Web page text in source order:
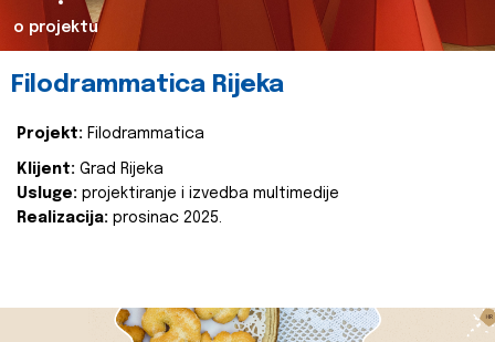
o projektu
Filodrammatica Rijeka
Projekt: Filodrammatica
Klijent: Grad Rijeka
Usluge: projektiranje i izvedba multimedije
Realizacija: prosinac 2025.